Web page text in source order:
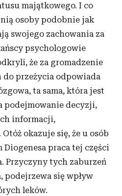
majątkowego. I co
osoby podobnie jak
swojego zachowania za
psychologowie
że za gromadzenie
do przeżycia odpowiada
ta sama, która jest
podejmowanie decyzji,
informacji,
okazuje się, że u osób
Diogenesa praca tej części
Przyczyny tych zaburzeń
podejrzewa się wpływ
leków.